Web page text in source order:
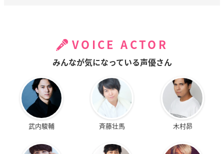
VOICE ACTOR
みんなが気になっている声優さん
武内駿輔 斉藤壮馬 木村昴